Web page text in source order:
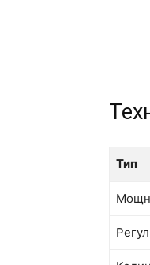
Тип
Тип